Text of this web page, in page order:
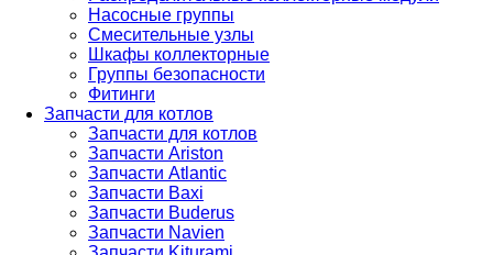
Насосные группы
Смесительные узлы
Шкафы коллекторные
Группы безопасности
Фитинги
Запчасти для котлов
Запчасти для котлов
Запчасти Ariston
Запчасти Atlantic
Запчасти Baxi
Запчасти Buderus
Запчасти Navien